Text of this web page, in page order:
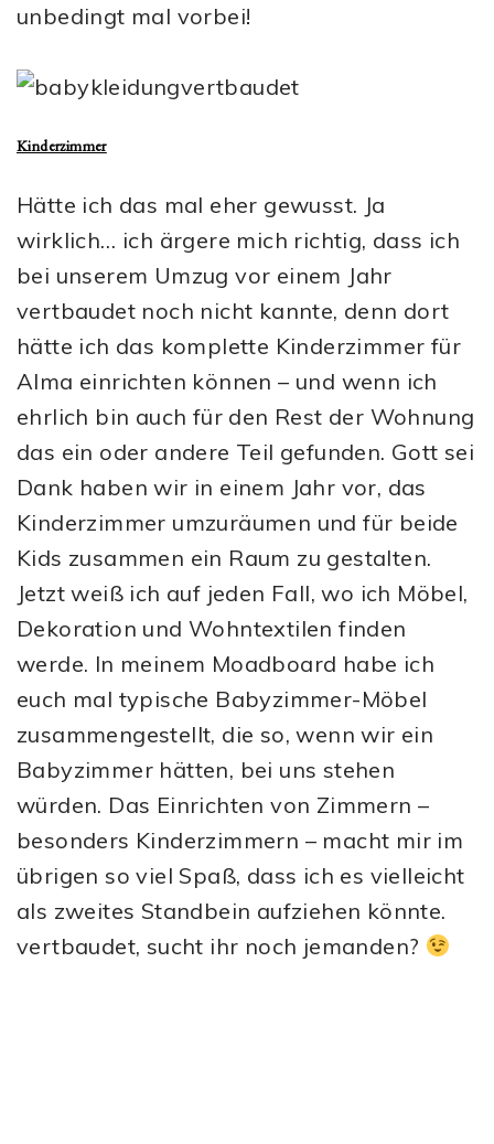
unbedingt mal vorbei!
Kinderzimmer
Hätte ich das mal eher gewusst. Ja
wirklich… ich ärgere mich richtig, dass ich
bei unserem Umzug vor einem Jahr
vertbaudet noch nicht kannte, denn dort
hätte ich das komplette Kinderzimmer für
Alma einrichten können – und wenn ich
ehrlich bin auch für den Rest der Wohnung
das ein oder andere Teil gefunden. Gott sei
Dank haben wir in einem Jahr vor, das
Kinderzimmer umzuräumen und für beide
Kids zusammen ein Raum zu gestalten.
Jetzt weiß ich auf jeden Fall, wo ich Möbel,
Dekoration und Wohntextilen finden
werde. In meinem Moadboard habe ich
euch mal typische Babyzimmer-Möbel
zusammengestellt, die so, wenn wir ein
Babyzimmer hätten, bei uns stehen
würden. Das Einrichten von Zimmern –
besonders Kinderzimmern – macht mir im
übrigen so viel Spaß, dass ich es vielleicht
als zweites Standbein aufziehen könnte.
vertbaudet, sucht ihr noch jemanden?